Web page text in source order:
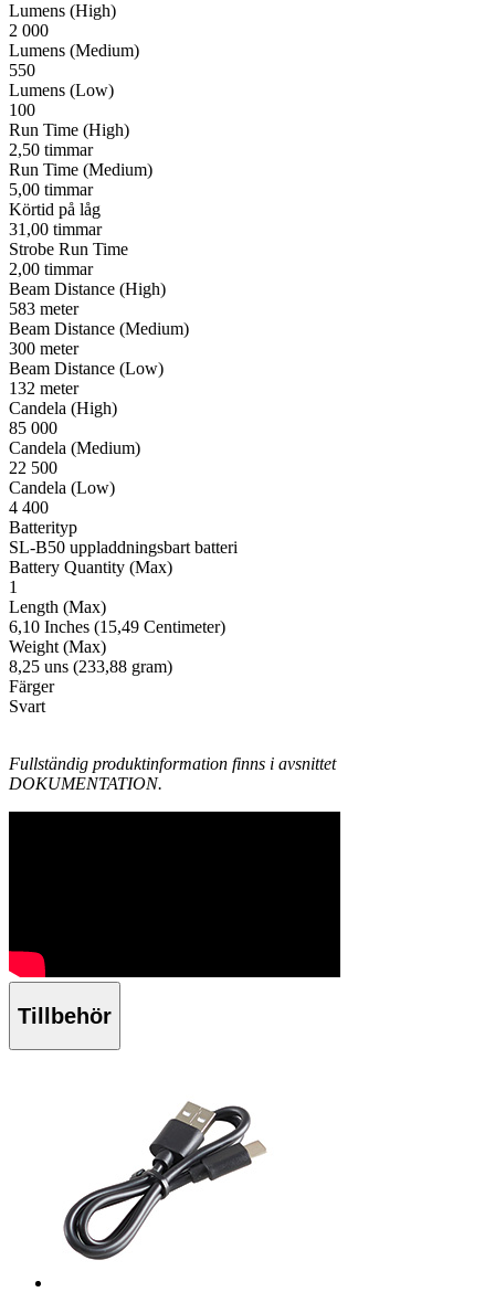
Lumens (High)
2 000
Lumens (Medium)
550
Lumens (Low)
100
Run Time (High)
2,50 timmar
Run Time (Medium)
5,00 timmar
Körtid på låg
31,00 timmar
Strobe Run Time
2,00 timmar
Beam Distance (High)
583 meter
Beam Distance (Medium)
300 meter
Beam Distance (Low)
132 meter
Candela (High)
85 000
Candela (Medium)
22 500
Candela (Low)
4 400
Batterityp
SL-B50 uppladdningsbart batteri
Battery Quantity (Max)
1
Length (Max)
6,10 Inches (15,49 Centimeter)
Weight (Max)
8,25 uns (233,88 gram)
Färger
Svart
Fullständig produktinformation finns i avsnittet
DOKUMENTATION.
Tillbehör